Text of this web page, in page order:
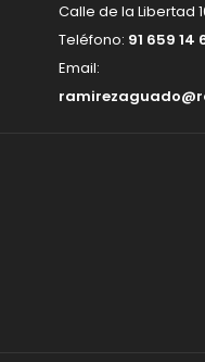
Calle de la Libertad
Teléfono: 91 659 14
Email: